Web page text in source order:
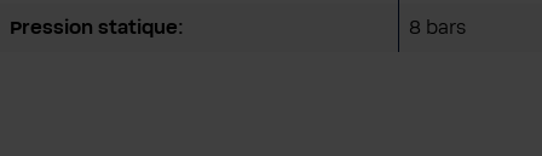
Pression statique: 8 bars